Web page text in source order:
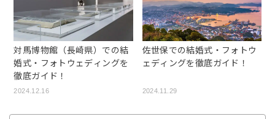
対馬博物館（長崎県）での結
婚式・フォトウェディングを
徹底ガイド！
2024.12.16
佐世保での結婚式・フォトウ
ェディングを徹底ガイド！
2024.11.29